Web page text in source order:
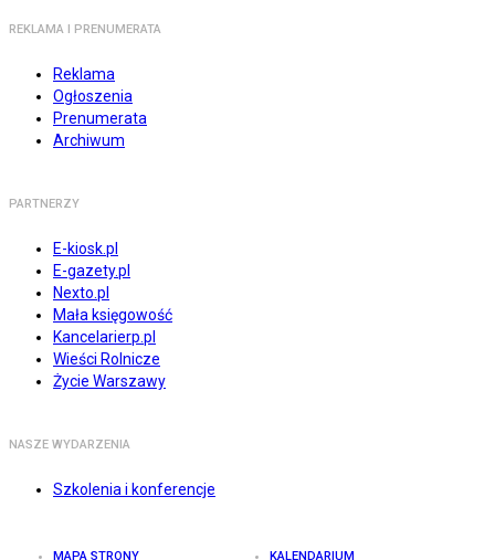
REKLAMA I PRENUMERATA
Reklama
Ogłoszenia
Prenumerata
Archiwum
PARTNERZY
E-kiosk.pl
E-gazety.pl
Nexto.pl
Mała księgowość
Kancelarierp.pl
Wieści Rolnicze
Życie Warszawy
NASZE WYDARZENIA
Szkolenia i konferencje
MAPA STRONY KALENDARIUM